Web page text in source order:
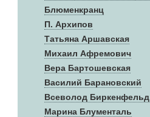
Блюменкранц
П. Архипов
Татьяна Аршавская
Михаил Афремович
Вера Бартошевская
Василий Барановский
Всеволод Биркенфельд
Марина Блументаль